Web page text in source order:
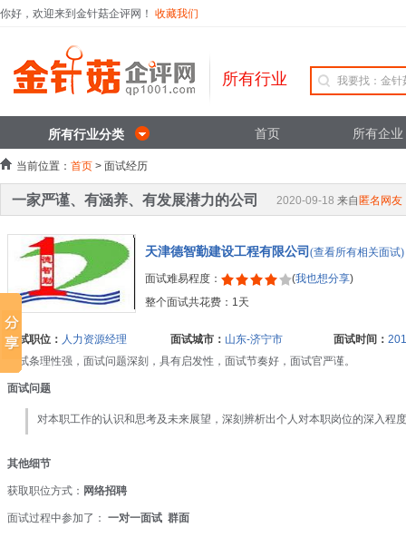
你好，欢迎来到金针菇企评网！ 收藏我们
所有行业
所有行业分类 首页 所有企业
当前位置： 首页 > 面试经历
一家严谨、有涵养、有发展潜力的公司 2020-09-18 来自 匿名网友
天津德智勤建设工程有限公司 (查看所有相关面试)
面试难易程度： (我也想分享)
整个面试共花费：1天
面试职位： 人力资源经理 面试城市： 山东-济宁市 面试时间：
面试条理性强，面试问题深刻，具有启发性，面试节奏好，面试官严谨。
面试问题
对本职工作的认识和思考及未来展望，深刻辨析出个人对本职岗位的深入程
其他细节
获取职位方式： 网络招聘
面试过程中参加了： 一对一面试 群面